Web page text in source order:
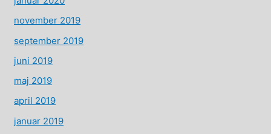
november 2019
september 2019
juni 2019
maj 2019
april 2019
januar 2019